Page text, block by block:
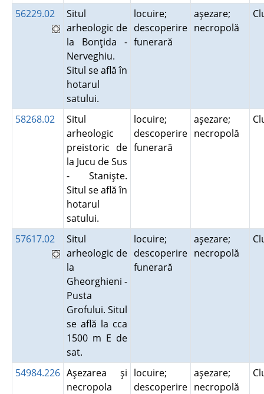
56229.02
Situl
arheologic de
la Bonţida -
Nerveghiu.
Situl se află în
hotarul
satului.
locuire;
descoperire
funerară
aşezare;
necropolă
58268.02
Situl
arheologic
preistoric de
la Jucu de Sus
- Stanişte.
Situl se află în
hotarul
satului.
locuire;
descoperire
funerară
aşezare;
necropolă
57617.02
Situl
arheologic de
la
Gheorghieni -
Pusta
Grofului. Situl
se află la cca
1500 m E de
sat.
locuire;
descoperire
funerară
aşezare;
necropolă
54984.226 Aşezarea şi
necropola
locuire;
descoperire
aşezare;
necropolă